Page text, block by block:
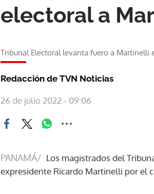
electoral a
Tribunal Electoral levanta fuero a Martinelli
Redacción de TVN Noticias
26 de julio 2022 - 09:06
PANAMÁ/ Los magistrados del
expresidente Ricardo Martinelli por el